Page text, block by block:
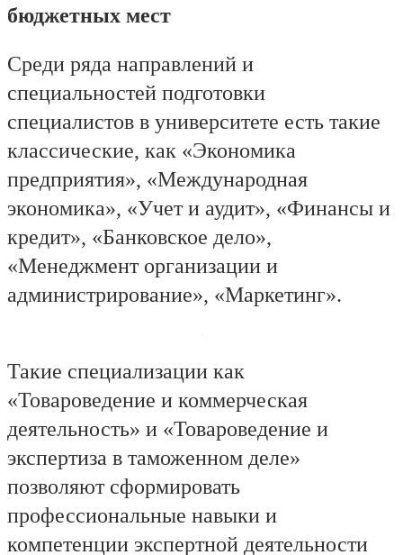
бюджетных мест
Среди ряда направлений и
специальностей подготовки
специалистов в университете есть такие
классические, как «Экономика
предприятия», «Международная
экономика», «Учет и аудит», «Финансы и
кредит», «Банковское дело»,
«Менеджмент организации и
администрирование», «Маркетинг».
Такие специализации как
«Товароведение и коммерческая
деятельность» и «Товароведение и
экспертиза в таможенном деле»
позволяют сформировать
профессиональные навыки и
компетенции экспертной деятельности